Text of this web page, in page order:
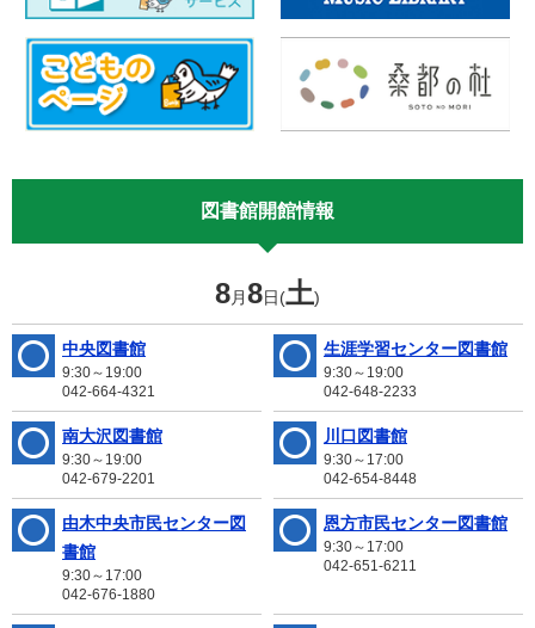
図書館開館情報
8月8日(土)
中央図書館
9:30～19:00
042-664-4321
生涯学習センター図書館
9:30～19:00
042-648-2233
南大沢図書館
9:30～19:00
042-679-2201
川口図書館
9:30～17:00
042-654-8448
由木中央市民センター図
書館
9:30～17:00
042-676-1880
恩方市民センター図書館
9:30～17:00
042-651-6211